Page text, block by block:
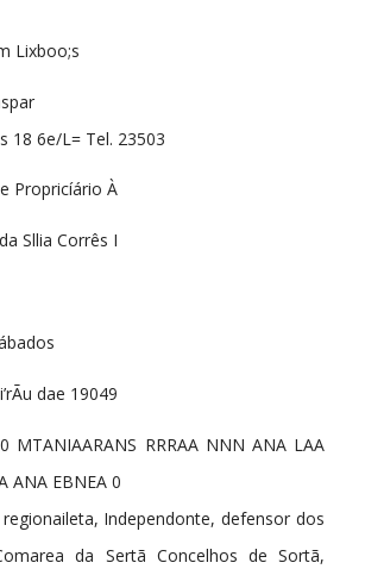
Lixboo;s
18 6e/L= Tel. 23503
Propricíário À
Sllia Corrês I
dae 19049
MTANIAARANS RRRAA NNN ANA LAA
ANA EBNEA 0
Independonte, defensor dos
da Sertã Concelhos de Sortã,